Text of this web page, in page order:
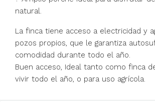
natural.
La finca tiene acceso a electricidad y
pozos propios, que le garantiza
comodidad durante todo el año.
Buen acceso, Ideal tanto como finca
vivir todo el año, o para uso agrícola.